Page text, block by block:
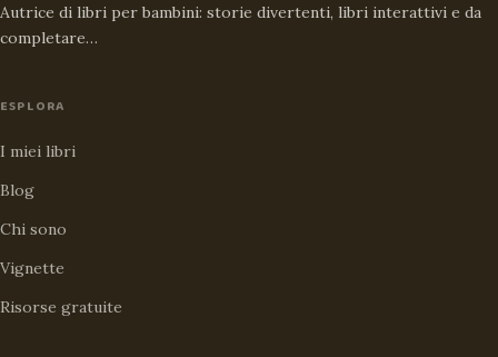
Autrice di libri per bambini: storie divertenti, libri interattivi e da
completare…
ESPLORA
I miei libri
Blog
Chi sono
Vignette
Risorse gratuite